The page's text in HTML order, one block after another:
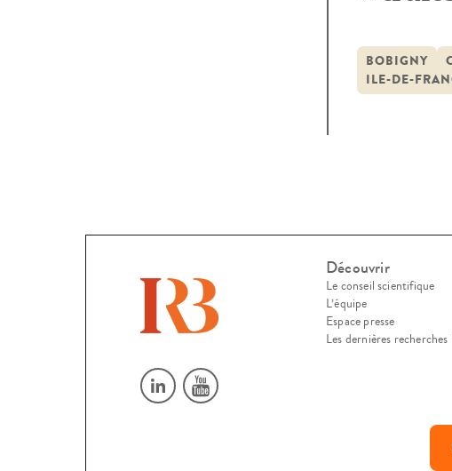
BOBIGNY
ILE-DE-
Découvrir
Le conseil scientifique
L’équipe
Espace presse
Les dernières recherches